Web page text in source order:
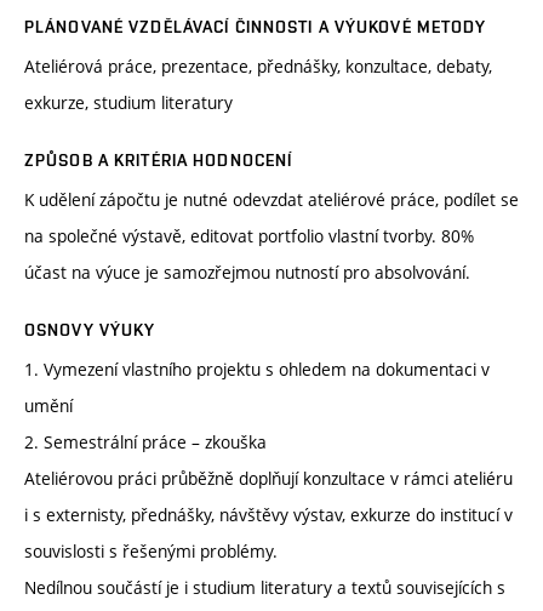
PLÁNOVANÉ VZDĚLÁVACÍ ČINNOSTI A VÝUKOVÉ METODY
Ateliérová práce, prezentace, přednášky, konzultace, debaty,
exkurze, studium literatury
ZPŮSOB A KRITÉRIA HODNOCENÍ
K udělení zápočtu je nutné odevzdat ateliérové práce, podílet se
na společné výstavě, editovat portfolio vlastní tvorby. 80%
účast na výuce je samozřejmou nutností pro absolvování.
OSNOVY VÝUKY
1. Vymezení vlastního projektu s ohledem na dokumentaci v
umění
2. Semestrální práce – zkouška
Ateliérovou práci průběžně doplňují konzultace v rámci ateliéru
i s externisty, přednášky, návštěvy výstav, exkurze do institucí v
souvislosti s řešenými problémy.
Nedílnou součástí je i studium literatury a textů souvisejících s